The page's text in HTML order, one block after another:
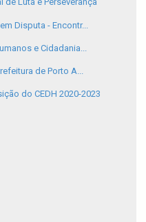
Disputa - Encontr...
e Cidadania...
de Porto A...
do CEDH 2020-2023